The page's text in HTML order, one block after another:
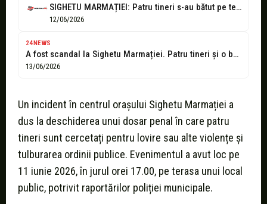
SIGHETU MARMAȚIEI: Patru tineri s-au bătut pe terasa unui local public din...
12/06/2026
24NEWS
A fost scandal la Sighetu Marmației. Patru tineri și o bătaie
13/06/2026
Un incident în centrul orașului Sighetu Marmației a
dus la deschiderea unui dosar penal în care patru
tineri sunt cercetați pentru lovire sau alte violențe și
tulburarea ordinii publice. Evenimentul a avut loc pe
11 iunie 2026, în jurul orei 17.00, pe terasa unui local
public, potrivit raportărilor poliției municipale.